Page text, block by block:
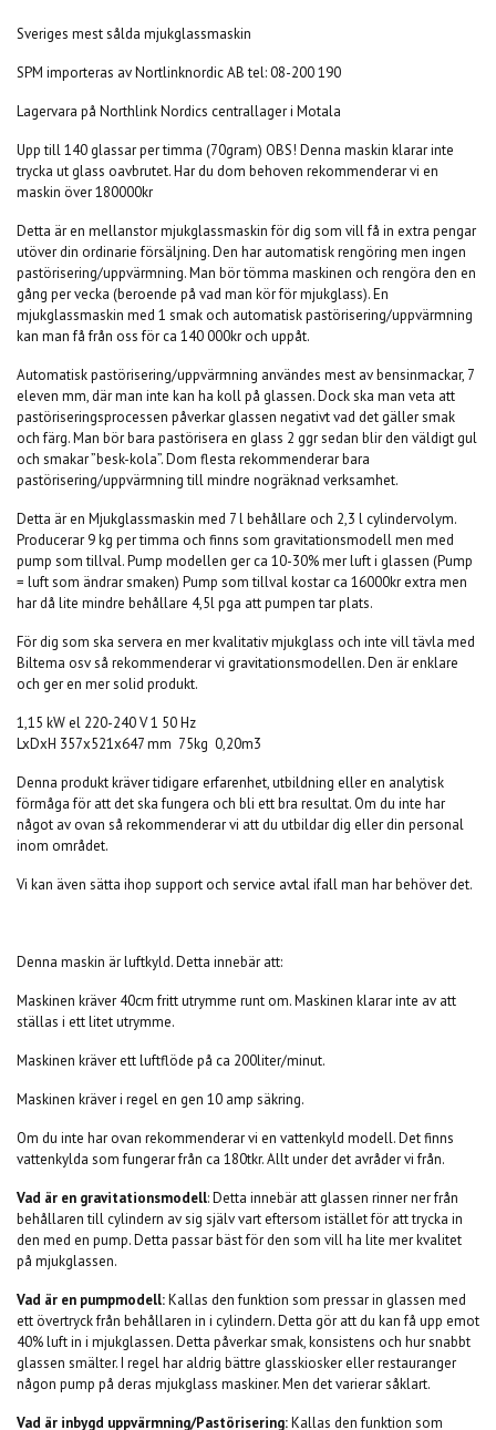
Sveriges mest sålda mjukglassmaskin
SPM importeras av Nortlinknordic AB tel: 08-200 190
Lagervara på Northlink Nordics centrallager i Motala
Upp till 140 glassar per timma (70gram) OBS! Denna maskin klarar inte
trycka ut glass oavbrutet. Har du dom behoven rekommenderar vi en
maskin över 180000kr
Detta är en mellanstor mjukglassmaskin för dig som vill få in extra pengar
utöver din ordinarie försäljning. Den har automatisk rengöring men ingen
pastörisering/uppvärmning. Man bör tömma maskinen och rengöra den en
gång per vecka (beroende på vad man kör för mjukglass). En
mjukglassmaskin med 1 smak och automatisk pastörisering/uppvärmning
kan man få från oss för ca 140 000kr och uppåt.
Automatisk pastörisering/uppvärmning användes mest av bensinmackar, 7
eleven mm, där man inte kan ha koll på glassen. Dock ska man veta att
pastöriseringsprocessen påverkar glassen negativt vad det gäller smak
och färg. Man bör bara pastörisera en glass 2 ggr sedan blir den väldigt gul
och smakar ”besk-kola”. Dom flesta rekommenderar bara
pastörisering/uppvärmning till mindre nogräknad verksamhet.
Detta är en Mjukglassmaskin med 7 l behållare och 2,3 l cylindervolym.
Producerar 9 kg per timma och finns som gravitationsmodell men med
pump som tillval. Pump modellen ger ca 10-30% mer luft i glassen (Pump
= luft som ändrar smaken) Pump som tillval kostar ca 16000kr extra men
har då lite mindre behållare 4,5l pga att pumpen tar plats.
För dig som ska servera en mer kvalitativ mjukglass och inte vill tävla med
Biltema osv så rekommenderar vi gravitationsmodellen. Den är enklare
och ger en mer solid produkt.
1,15 kW el 220-240 V 1 50 Hz
LxDxH 357x521x647 mm 75kg 0,20m3
Denna produkt kräver tidigare erfarenhet, utbildning eller en analytisk
förmåga för att det ska fungera och bli ett bra resultat. Om du inte har
något av ovan så rekommenderar vi att du utbildar dig eller din personal
inom området.
Vi kan även sätta ihop support och service avtal ifall man har behöver det.
Denna maskin är luftkyld. Detta innebär att:
Maskinen kräver 40cm fritt utrymme runt om. Maskinen klarar inte av att
ställas i ett litet utrymme.
Maskinen kräver ett luftflöde på ca 200liter/minut.
Maskinen kräver i regel en gen 10 amp säkring.
Om du inte har ovan rekommenderar vi en vattenkyld modell. Det finns
vattenkylda som fungerar från ca 180tkr. Allt under det avråder vi från.
Vad är en gravitationsmodell: Detta innebär att glassen rinner ner från
behållaren till cylindern av sig själv vart eftersom istället för att trycka in
den med en pump. Detta passar bäst för den som vill ha lite mer kvalitet
på mjukglassen.
Vad är en pumpmodell:Kallas den funktion som pressar in glassen med
ett övertryck från behållaren in i cylindern. Detta gör att du kan få upp emot
40% luft in i mjukglassen. Detta påverkar smak, konsistens och hur snabbt
glassen smälter. I regel har aldrig bättre glasskiosker eller restauranger
någon pump på deras mjukglass maskiner. Men det varierar såklart.
Vad är inbygd uppvärmning/Pastörisering:Kallas den funktion som